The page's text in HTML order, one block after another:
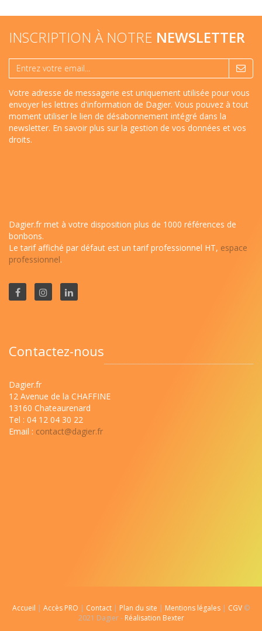
INSCRIPTION À NOTRE NEWSLETTER
Votre adresse de messagerie est uniquement utilisée pour vous
envoyer les lettres d'information de Dagier. Vous pouvez à tout
moment utiliser le lien de désabonnement intégré dans la
newsletter. En savoir plus sur la gestion de vos données et vos
droits.
Dagier.fr met à votre disposition plus de 1000 références de
bonbons.
Le tarif affiché par défaut est un tarif professionnel HT, espace
professionnel.
Contactez-nous
Dagier.fr
12 Avenue de la CHAFFINE
13160 Chateaurenard
Tel : 04 12 04 30 22
Email : contact@dagier.fr
Accueil | Accès PRO | Contact | Plan du site | Mentions légales | CGV ©
2021 Dagier - Réalisation Bexter